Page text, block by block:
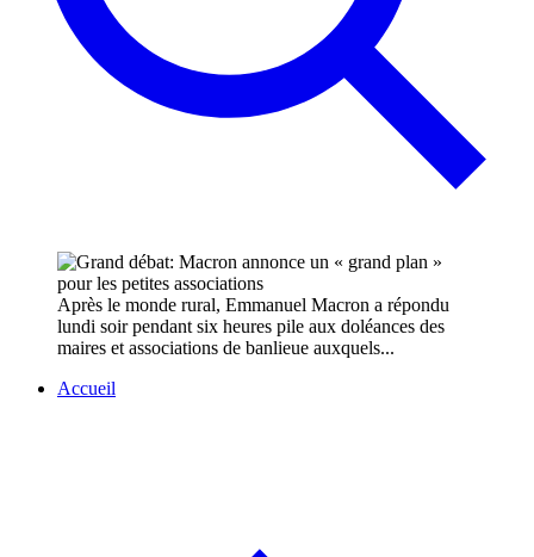
Après le monde rural, Emmanuel Macron a répondu
lundi soir pendant six heures pile aux doléances des
maires et associations de banlieue auxquels...
Accueil